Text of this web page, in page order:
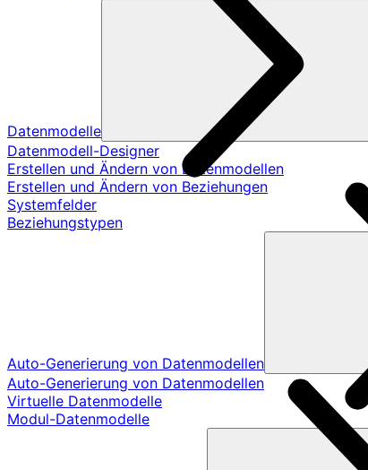
Datenmodelle
Datenmodell-Designer
Erstellen und Ändern von Datenmodellen
Erstellen und Ändern von Beziehungen
Systemfelder
Beziehungstypen
Auto-Generierung von Datenmodellen
Auto-Generierung von Datenmodellen
Virtuelle Datenmodelle
Modul-Datenmodelle